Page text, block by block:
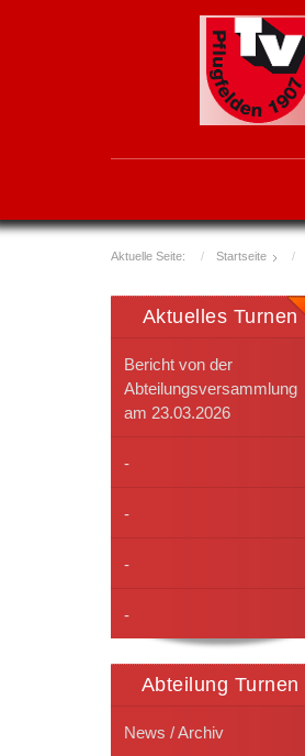
Aktuelle Seite: Startseite
Aktuelles Turnen
Bericht von der
Abteilungsversammlung
am 23.03.2026
-
-
-
-
Abteilung Turnen
News / Archiv